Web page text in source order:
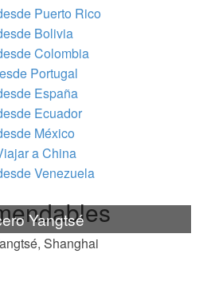
Puerto Rico
Bolivia
Colombia
Portugal
España
Ecuador
México
a China
Venezuela
Yangtsé
Shanghai